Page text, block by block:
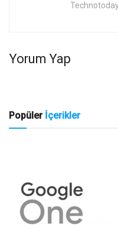
Yorum Yap
Popüler İçerikler